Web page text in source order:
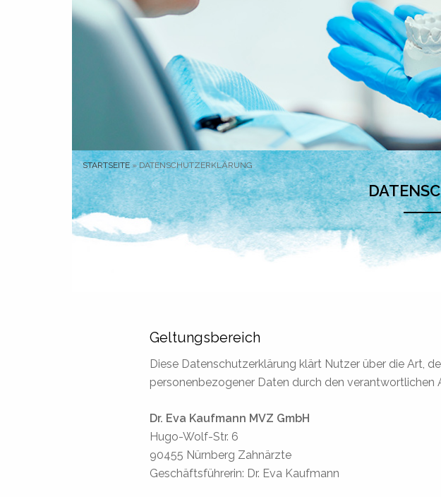
STARTSEITE»DATENSCHUTZERKLÄRUNG
Geltungsbereich
Diese Datenschutzerklärung klärt Nutzer über die Art,
personenbezogener Daten durch den verantwortlichen
Dr. Eva Kaufmann MVZ GmbH
Hugo-Wolf-Str. 6
90455 Nürnberg Zahnärzte
Geschäftsführerin: Dr. Eva Kaufmann